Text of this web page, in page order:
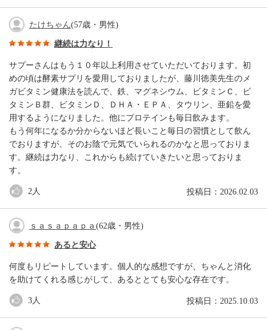
たけちゃん(57歳・男性)
継続は力なり！
サプーさんはもう１０年以上利用させていただいております。初
めの頃は酵素サプリを愛用しておりましたが、藤川徳美先生のメ
ガビタミン健康法を読んで、鉄、マグネシウム、ビタミンＣ、ビ
タミンＢ群、ビタミンＤ、ＤＨＡ・ＥＰＡ、タウリン、亜鉛を愛
用するようになりました。他にプロテインも毎日飲みます。
もう何年になるか分からないほど長いこと毎日の習慣として飲ん
でおりますが、そのお陰で元気でいられるのかなと思っておりま
す。継続は力なり、これからも続けていきたいと思っておりま
す。
投稿日：2026.02.03
2人
ｓａｓａｐａｐａ (62歳・男性)
あると安心
何度もリピートしています。個人的な感想ですが、ちゃんと消化
を助けてくれる感じがして、あるととても安心な存在です。
投稿日：2025.10.03
3人